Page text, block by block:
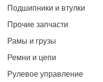
Подшипники и втулки
Прочие запчасти
Рамы и грузы
Ремни и цепи
Рулевое управление